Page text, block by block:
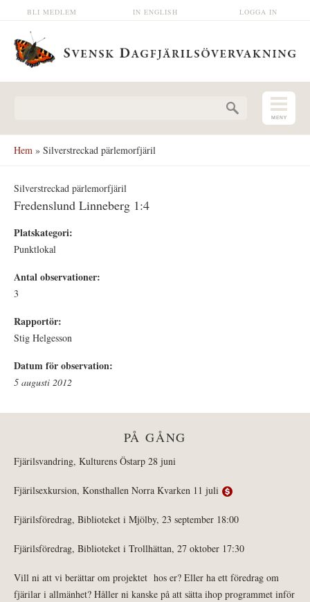
Hoppa till huvudinnehåll LOGGA IN
IN ENGLISH
BLI MEDLEM
Hem » Silverstreckad pärlemorfjäril
Silverstreckad pärlemorfjäril
Fredenslund Linneberg 1:4
Platskategori:
Punktlokal
Antal observationer:
3
Rapportör:
Stig Helgesson
Datum för observation:
5 augusti 2012
PÅ GÅNG
Fjärilsvandring, Kulturens Östarp 28 juni
Fjärilsexkursion, Konsthallen Norra Kvarken 11 juli
Fjärilsföredrag, Biblioteket i Mjölby, 23 september 18:00
Fjärilsföredrag, Biblioteket i Trollhättan, 27 oktober 17:30
Vill ni att vi berättar om projektet hos er? Eller ha ett föredrag om
fjärilar i allmänhet? Håller ni kanske på att sätta ihop programmet inför